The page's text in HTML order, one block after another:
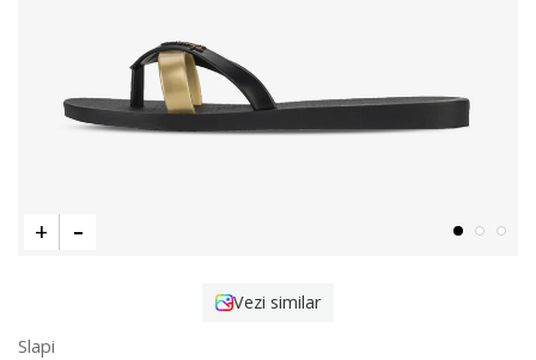
Vezi similar
Slapi